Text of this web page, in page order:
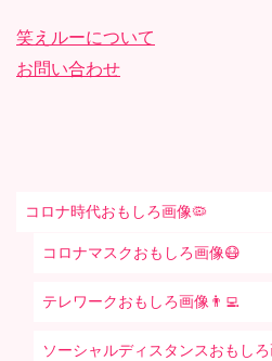
笑えルーについて
お問い合わせ
コロナ時代おもしろ画像🦠
コロナマスクおもしろ画像😷
テレワークおもしろ画像👨‍💻
ソーシャルディスタンスおもし